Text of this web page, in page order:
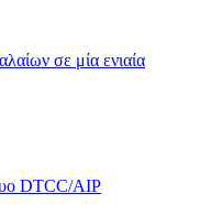
σε μία ενιαία
DTCC/AIP